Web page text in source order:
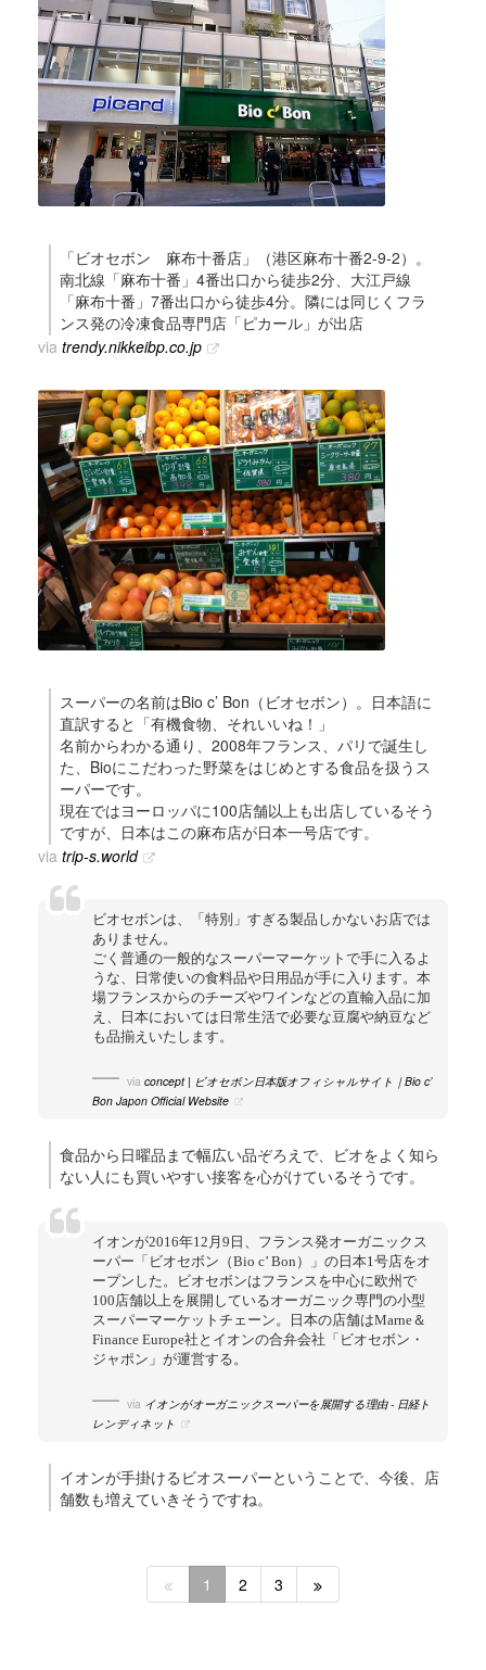
「ビオセボン 麻布十番店」（港区麻布十番2-9-2）。
南北線「麻布十番」4番出口から徒歩2分、大江戸線
「麻布十番」7番出口から徒歩4分。隣には同じくフラ
ンス発の冷凍食品専門店「ピカール」が出店
via trendy.nikkeibp.co.jp
スーパーの名前はBio c’ Bon（ビオセボン）。日本語に
直訳すると「有機食物、それいいね！」
名前からわかる通り、2008年フランス、パリで誕生し
た、Bioにこだわった野菜をはじめとする食品を扱うス
ーパーです。
現在ではヨーロッパに100店舗以上も出店しているそう
ですが、日本はこの麻布店が日本一号店です。
via trip-s.world
ビオセボンは、「特別」すぎる製品しかないお店では
ありません。
ごく普通の一般的なスーパーマーケットで手に入るよ
うな、日常使いの食料品や日用品が手に入ります。本
場フランスからのチーズやワインなどの直輸入品に加
え、日本においては日常生活で必要な豆腐や納豆など
も品揃えいたします。
via concept | ビオセボン日本版オフィシャルサイト｜Bio c’
Bon Japon Official Website
食品から日曜品まで幅広い品ぞろえで、ビオをよく知ら
ない人にも買いやすい接客を心がけているそうです。
イオンが2016年12月9日、フランス発オーガニックス
ーパー「ビオセボン（Bio c’ Bon）」の日本1号店をオ
ープンした。ビオセボンはフランスを中心に欧州で
100店舗以上を展開しているオーガニック専門の小型
スーパーマーケットチェーン。日本の店舗はMarne＆
Finance Europe社とイオンの合弁会社「ビオセボン・
ジャポン」が運営する。
via イオンがオーガニックスーパーを展開する理由 - 日経ト
レンディネット
イオンが手掛けるビオスーパーということで、今後、店
舗数も増えていきそうですね。
1 2 3